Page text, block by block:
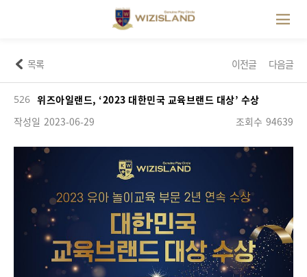
목록 이전글 다음글
526 위즈아일랜드, ‘2023 대한민국 교육브랜드 대상’ 수상
작성일 2023-06-29 조회수 94639